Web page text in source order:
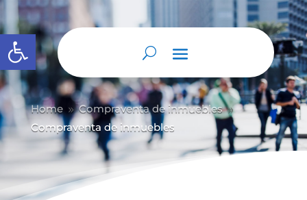
Abrir barra de herramientas
Home 9 Compraventa de inmuebles 9
Compraventa de inmuebles